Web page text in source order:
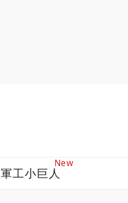
New
軍工小巨人